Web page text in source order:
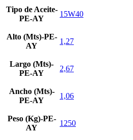
Tipo de Aceite-
PE-AY
15W40
Alto (Mts)-PE-
AY
1,27
Largo (Mts)-
PE-AY
2,67
Ancho (Mts)-
PE-AY
1,06
Peso (Kg)-PE-
AY
1250